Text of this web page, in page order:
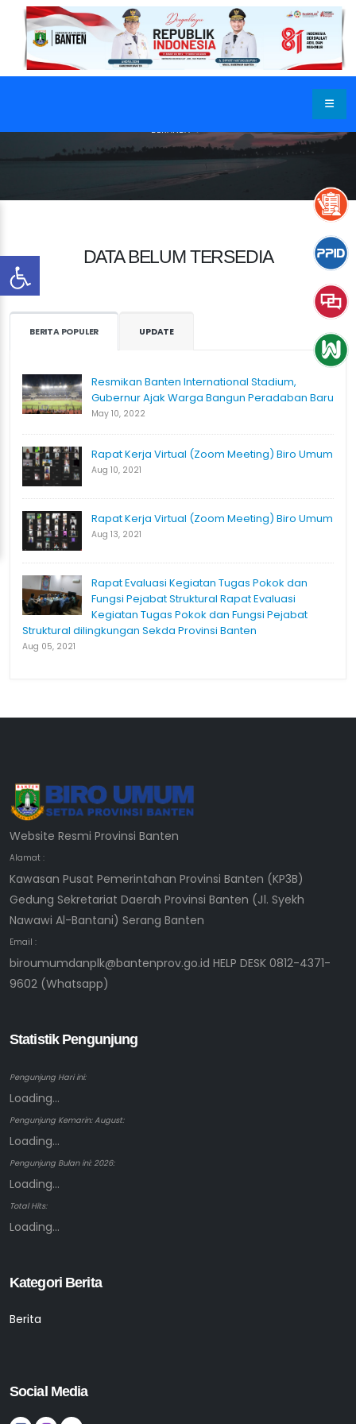
BERANDA
DATA BELUM TERSEDIA
BERITA POPULER UPDATE
Resmikan Banten International Stadium,
Gubernur Ajak Warga Bangun Peradaban Baru
May 10, 2022
Rapat Kerja Virtual (Zoom Meeting) Biro Umum
Aug 10, 2021
Rapat Kerja Virtual (Zoom Meeting) Biro Umum
Aug 13, 2021
Rapat Evaluasi Kegiatan Tugas Pokok dan
Fungsi Pejabat Struktural Rapat Evaluasi
Kegiatan Tugas Pokok dan Fungsi Pejabat
Struktural dilingkungan Sekda Provinsi Banten
Aug 05, 2021
Website Resmi Provinsi Banten
Alamat :
Kawasan Pusat Pemerintahan Provinsi Banten (KP3B)
Gedung Sekretariat Daerah Provinsi Banten (Jl. Syekh
Nawawi Al-Bantani) Serang Banten
Email :
biroumumdanplk@bantenprov.go.id HELP DESK 0812-4371-
9602 (Whatsapp)
Statistik Pengunjung
Pengunjung Hari ini:
Loading...
Pengunjung Kemarin: August:
Loading...
Pengunjung Bulan ini: 2026:
Loading...
Total Hits:
Loading...
Kategori Berita
Berita
Social Media